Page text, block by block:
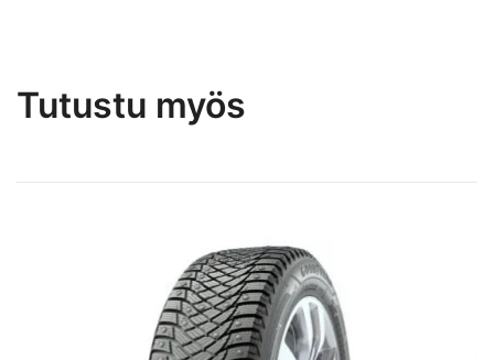
Tutustu myös